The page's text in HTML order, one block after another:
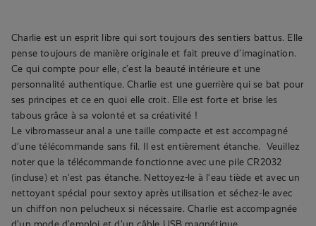
Charlie est un esprit libre qui sort toujours des sentiers battus. Elle
pense toujours de manière originale et fait preuve d’imagination.
Ce qui compte pour elle, c’est la beauté intérieure et une
personnalité authentique. Charlie est une guerrière qui se bat pour
ses principes et ce en quoi elle croit. Elle est forte et brise les
tabous grâce à sa volonté et sa créativité !
Le vibromasseur anal a une taille compacte et est accompagné
d’une télécommande sans fil. Il est entièrement étanche. Veuillez
noter que la télécommande fonctionne avec une pile CR2032
(incluse) et n’est pas étanche. Nettoyez-le à l’eau tiède et avec un
nettoyant spécial pour sextoy après utilisation et séchez-le avec
un chiffon non pelucheux si nécessaire. Charlie est accompagnée
d’un mode d’emploi et d’un câble USB magnétique.